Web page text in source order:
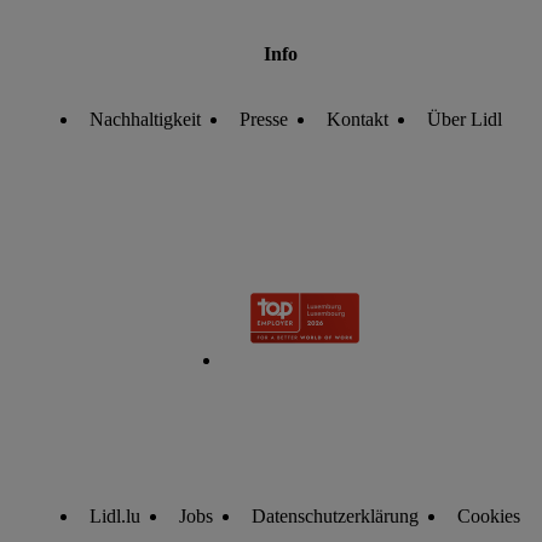
Info
Nachhaltigkeit Presse Kontakt Über Lidl
Lidl.lu Jobs Datenschutzerklärung Cookies